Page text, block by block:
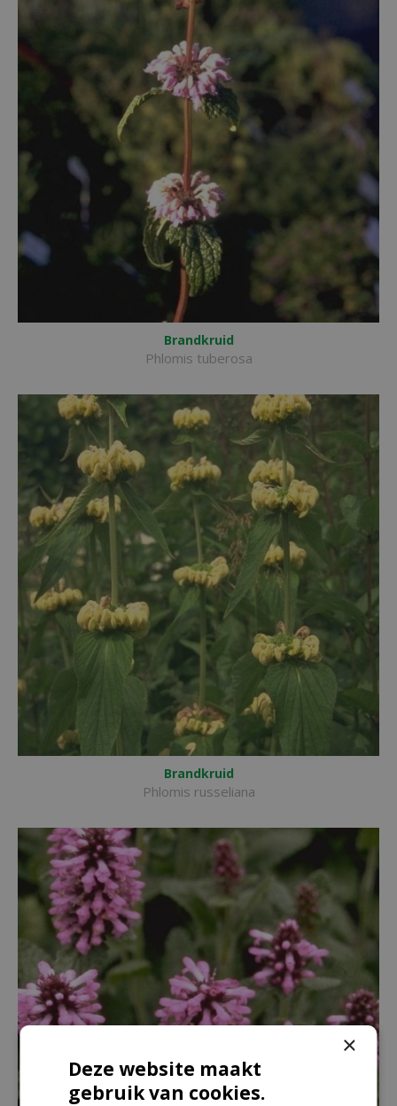
Brandkruid
Phlomis tuberosa
Brandkruid
Phlomis russeliana
×
Deze website maakt
gebruik van cookies.